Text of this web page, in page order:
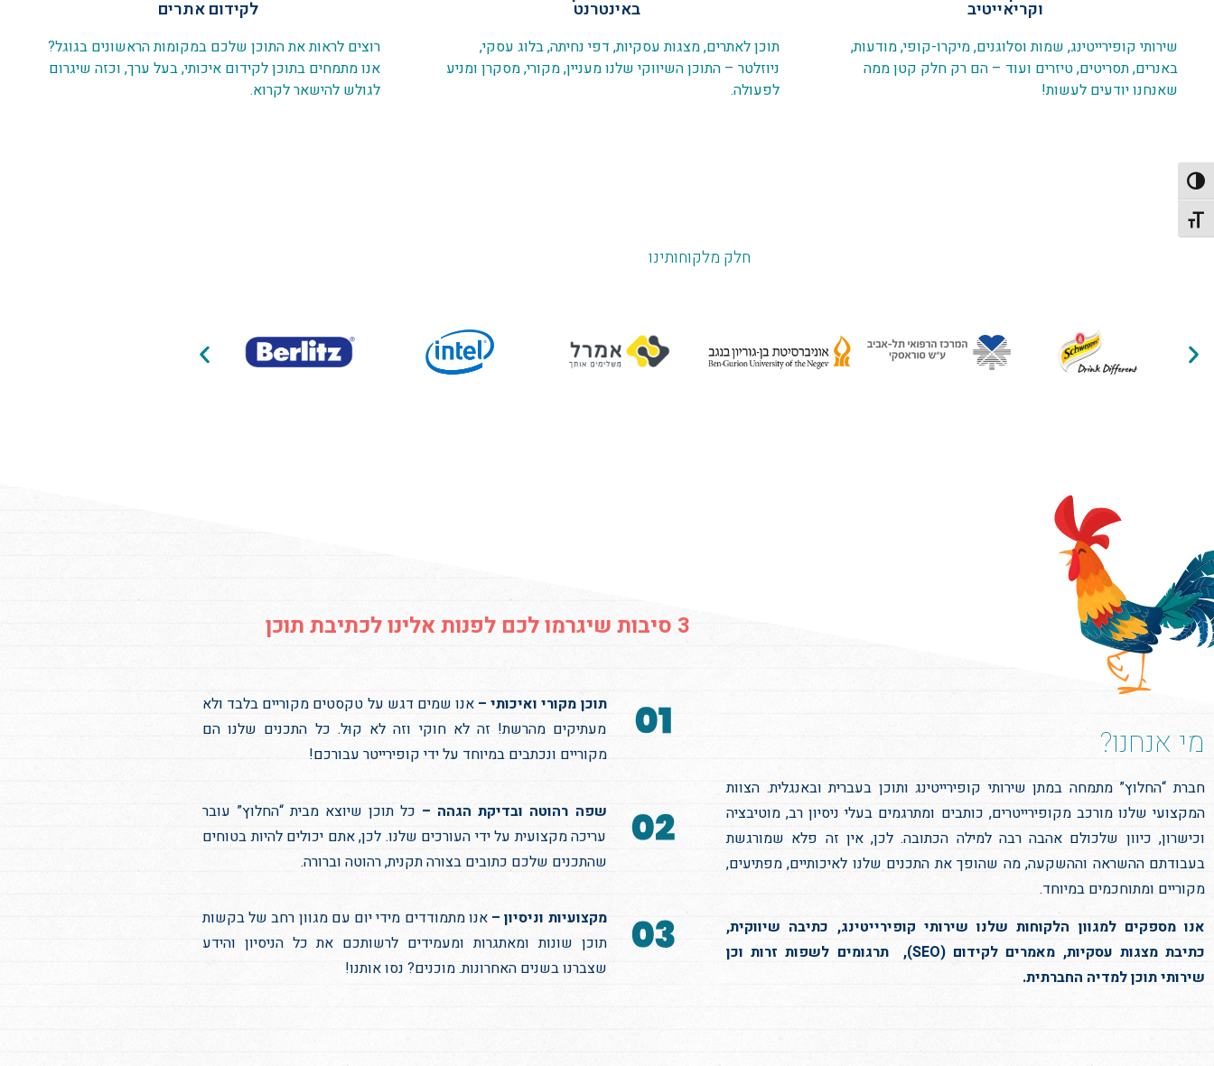
הפעל/כבה ניגודיות גבוהה
מתג גודל גופן
וקריאייטיב
שירותי קופירייטינג, שמות וסלוגנים, מיקרו-קופי, מודעות,
באנרים, תסריטים, טיזרים ועוד – הם רק חלק קטן ממה
שאנחנו יודעים לעשות!
באינטרנט
תוכן לאתרים, מצגות עסקיות, דפי נחיתה, בלוג עסקי,
ניוזלטר – התוכן השיווקי שלנו מעניין, מקורי, מסקרן ומניע
לפעולה.
לקידום אתרים
רוצים לראות את התוכן שלכם במקומות הראשונים בגוגל?
אנו מתמחים בתוכן לקידום איכותי, בעל ערך, וכזה שיגרום
לגולש להישאר לקרוא.
חלק מלקוחותינו
מי אנחנו?
חברת “החלוץ” מתמחה במתן שירותי קופירייטינג ותוכן בעברית ובאנגלית. הצוות
המקצועי שלנו מורכב מקופירייטרים, כותבים ומתרגמים בעלי ניסיון רב, מוטיבציה
וכישרון, כיוון שלכולם אהבה רבה למילה הכתובה. לכן, אין זה פלא שמורגשת
בעבודתם ההשראה וההשקעה, מה שהופך את התכנים שלנו לאיכותיים, מפתיעים,
מקוריים ומתוחכמים במיוחד.
אנו מספקים למגוון הלקוחות שלנו שירותי קופירייטינג, כתיבה שיווקית,
כתיבת מצגות עסקיות, מאמרים לקידום (SEO), תרגומים לשפות זרות וכן
שירותי תוכן למדיה החברתית.
3 סיבות שיגרמו לכם לפנות אלינו לכתיבת תוכן
תוכן מקורי ואיכותי – אנו שמים דגש על טקסטים מקוריים בלבד ולא
מעתיקים מהרשת! זה לא חוקי וזה לא קוּל. כל התכנים שלנו הם
מקוריים ונכתבים במיוחד על ידי קופירייטר עבורכם!
שפה רהוטה ובדיקת הגהה – כל תוכן שיוצא מבית “החלוץ” עובר
עריכה מקצועית על ידי העורכים שלנו. לכן, אתם יכולים להיות בטוחים
שהתכנים שלכם כתובים בצורה תקנית, רהוטה וברורה.
מקצועיות וניסיון – אנו מתמודדים מידי יום עם מגוון רחב של בקשות
תוכן שונות ומאתגרות ומעמידים לרשותכם את כל הניסיון והידע
שצברנו בשנים האחרונות. מוכנים? נסו אותנו!